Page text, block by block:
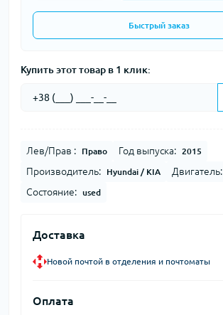
Быстрый заказ
Купить этот товар в 1 клик:
Лев/Прав : Право Год выпуска: 2015
Производитель: Hyundai / KIA Двигатель:
Состояние: used
Доставка
Новой почтой в отделения и почтоматы
Оплата